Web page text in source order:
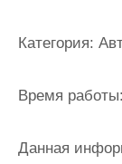
Категория:
Время работы:
Данная